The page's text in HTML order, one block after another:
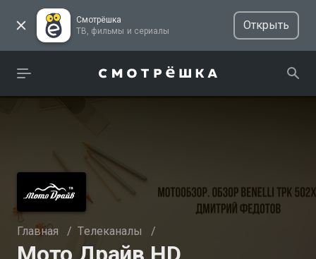
Смотрёшка
ТВ, фильмы и сериалы
Открыть
Главная / Телеканалы /